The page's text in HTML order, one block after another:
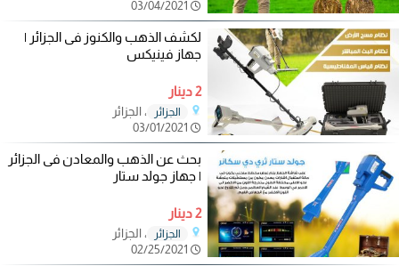
لكشف الذهب والكنوز فى الجزائر |
جهاز فينيكس
2 دينار
الجزائر
، الجزائر
بحث عن الذهب والمعادن فى الجزائر
| جهاز جولد ستار
2 دينار
الجزائر
، الجزائر